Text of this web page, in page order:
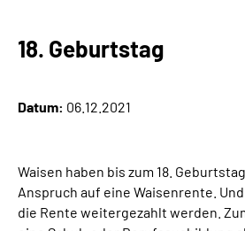
Experten
Über uns & Presse
Suche
18. Geburtstag
Datum: 06.12.2021
Waisen haben bis zum 18.
Anspruch auf eine Waisenrente.
die Rente weitergezahlt werden.